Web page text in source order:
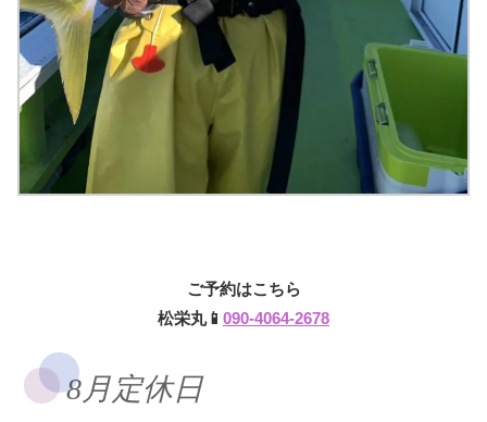
ご予約はこちら
松栄丸📱 090-4064-2678
8月定休日